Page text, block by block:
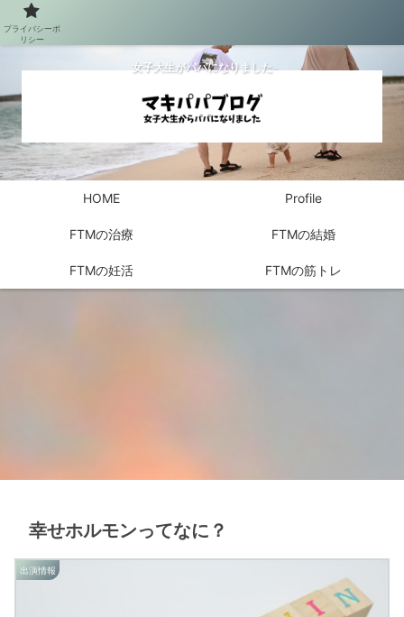
女子大生がパパになりました
HOME Profile
FTMの治療 FTMの結婚
FTMの妊活 FTMの筋トレ
幸せホルモンってなに？
出演情報
プライバシーポ
リシー